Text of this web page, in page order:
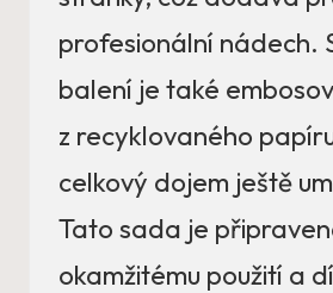
profesionální nádech.
balení je také
z recyklovaného
celkový dojem ještě
Tato sada je
okamžitému použití a